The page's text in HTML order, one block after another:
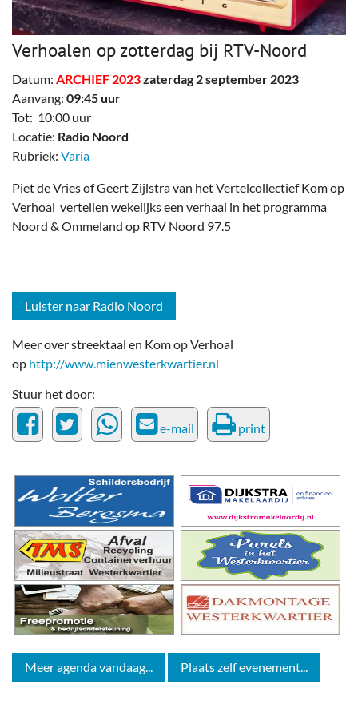
Verhoalen op zotterdag bij RTV-Noord
Datum: ARCHIEF 2023zaterdag 2 september 2023
Aanvang: 09:45 uur
Tot: 10:00 uur
Locatie: Radio Noord
Rubriek: Varia
Piet de Vries of Geert Zijlstra van het Vertelcollectief Kom op
Verhoal vertellen wekelijks een verhaal in het programma
Noord & Ommeland op RTV Noord 97.5
Luister naar Radio Noord
Meer over streektaal en Kom op Verhoal
op http://www.mienwesterkwartier.nl
Stuur het door:
e-mail print
Meer agenda vandaag... Plaats zelf evenement...